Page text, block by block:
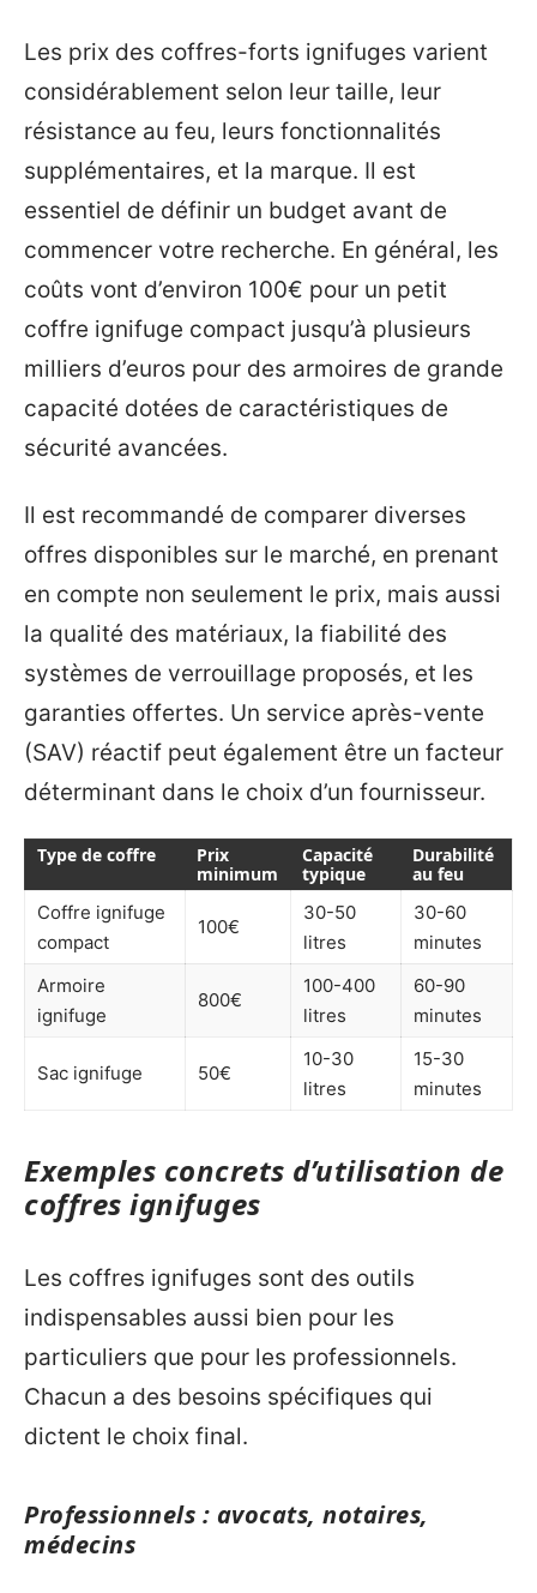
Les prix des coffres-forts ignifuges varient
considérablement selon leur taille, leur
résistance au feu, leurs fonctionnalités
supplémentaires, et la marque. Il est
essentiel de définir un budget avant de
commencer votre recherche. En général, les
coûts vont d’environ 100€ pour un petit
coffre ignifuge compact jusqu’à plusieurs
milliers d’euros pour des armoires de grande
capacité dotées de caractéristiques de
sécurité avancées.
Il est recommandé de comparer diverses
offres disponibles sur le marché, en prenant
en compte non seulement le prix, mais aussi
la qualité des matériaux, la fiabilité des
systèmes de verrouillage proposés, et les
garanties offertes. Un service après-vente
(SAV) réactif peut également être un facteur
déterminant dans le choix d’un fournisseur.
Type de coffre
Prix
minimum
Capacité
typique
Durabilité
au feu
Coffre ignifuge
compact
100€
30-50
litres
30-60
minutes
Armoire
ignifuge
800€
100-400
litres
60-90
minutes
Sac ignifuge 50€
10-30
litres
15-30
minutes
Exemples concrets d’utilisation de
coffres ignifuges
Les coffres ignifuges sont des outils
indispensables aussi bien pour les
particuliers que pour les professionnels.
Chacun a des besoins spécifiques qui
dictent le choix final.
Professionnels : avocats, notaires,
médecins